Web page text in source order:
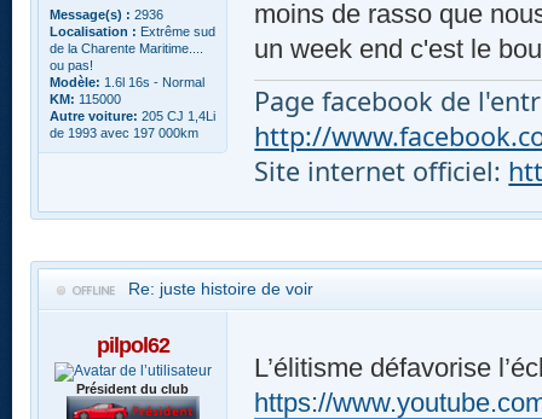
Message(s) : 2936
Localisation : Extrême sud
de la Charente Maritime....
ou pas!
Modèle: 1.6l 16s - Normal
KM: 115000
Autre voiture: 205 CJ 1,4Li
de 1993 avec 197 000km
moins de rasso que
un week end c'est le
Page facebook de
http://
Site internet officiel:
Re: juste histoire de voir
pilpol62
Président du club
L’élitisme défavorise
https://